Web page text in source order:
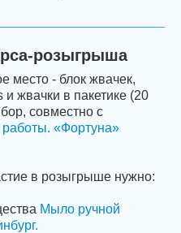
розыгрыша
место - блок жвачек,
жвачки в пакетике (20
совместно с
«Фортуна»
в розыгрыше нужно:
Мыло ручной